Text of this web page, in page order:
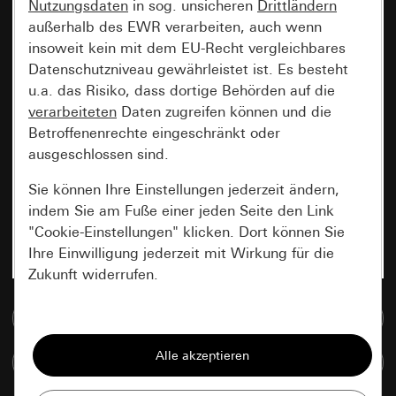
Artikel vergleichen
Nutzungsdaten in sog. unsicheren Drittländern
außerhalb des EWR verarbeiten, auch wenn
insoweit kein mit dem EU-Recht vergleichbares
Datenschutzniveau gewährleistet ist. Es besteht
u.a. das Risiko, dass dortige Behörden auf die
verarbeiteten Daten zugreifen können und die
Betroffenenrechte eingeschränkt oder
ausgeschlossen sind.
Sie können Ihre Einstellungen jederzeit ändern,
indem Sie am Fuße einer jeden Seite den Link
"Cookie-Einstellungen" klicken. Dort können Sie
Ihre Einwilligung jederzeit mit Wirkung für die
Zukunft widerrufen.
Alle Cookies, die wir benötigen um Ihnen die
Seite anzeigen zu können.